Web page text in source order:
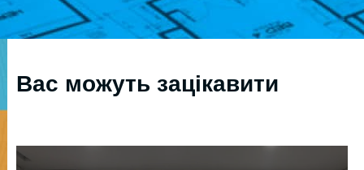
Вас можуть зацікавити